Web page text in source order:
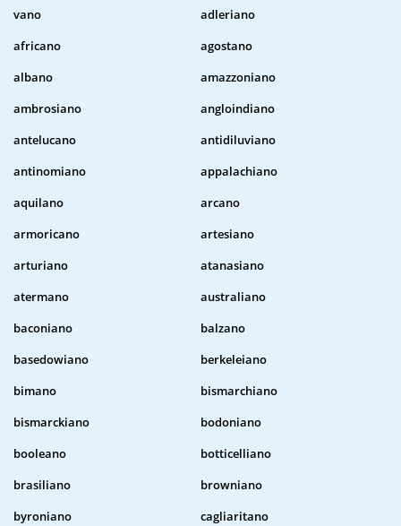
vano
adleriano
africano
agostano
albano
amazzoniano
ambrosiano
angloindiano
antelucano
antidiluviano
antinomiano
appalachiano
aquilano
arcano
armoricano
artesiano
arturiano
atanasiano
atermano
australiano
baconiano
balzano
basedowiano
berkeleiano
bimano
bismarchiano
bismarckiano
bodoniano
booleano
botticelliano
brasiliano
browniano
byroniano
cagliaritano